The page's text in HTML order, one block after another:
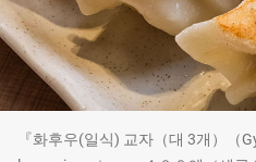
『화후우(일식) 교자（대 3개）（